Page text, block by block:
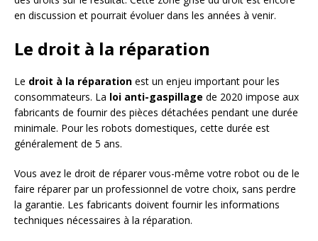
en discussion et pourrait évoluer dans les années à venir.
Le droit à la réparation
Le droit à la réparation est un enjeu important pour les
consommateurs. La loi anti-gaspillage de 2020 impose aux
fabricants de fournir des pièces détachées pendant une durée
minimale. Pour les robots domestiques, cette durée est
généralement de 5 ans.
Vous avez le droit de réparer vous-même votre robot ou de le
faire réparer par un professionnel de votre choix, sans perdre
la garantie. Les fabricants doivent fournir les informations
techniques nécessaires à la réparation.